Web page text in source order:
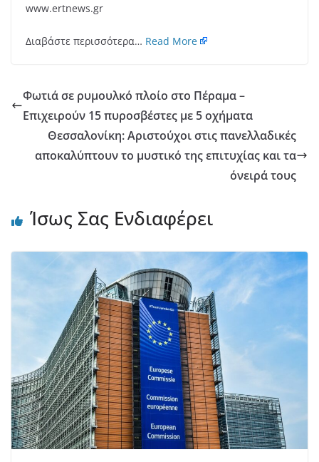
www.ertnews.gr
Διαβάστε περισσότερα… Read More
Φωτιά σε ρυμουλκό πλοίο στο Πέραμα –
Επιχειρούν 15 πυροσβέστες με 5 οχήματα
Θεσσαλονίκη: Αριστούχοι στις πανελλαδικές
αποκαλύπτουν το μυστικό της επιτυχίας και τα
όνειρά τους
Ίσως Σας Ενδιαφέρει